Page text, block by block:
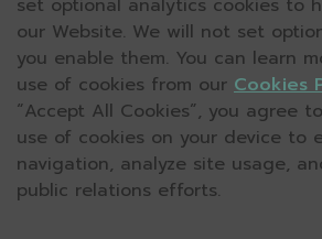
set optional analytics cookies to
our Website. We will not set
you enable them. You can learn
use of cookies from our Cookies
“Accept All Cookies”, you agree
use of cookies on your device to
navigation, analyze site usage,
public relations efforts.